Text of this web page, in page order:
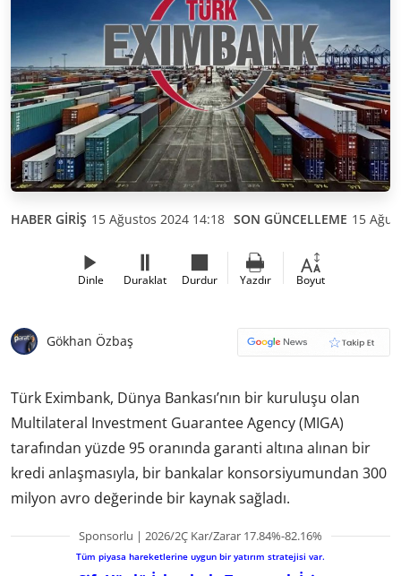
HABER GİRİŞ 15 Ağustos 2024 14:18 SON GÜNCELLEME 15
Dinle Duraklat Durdur Yazdır Boyut
Gökhan Özbaş
Türk Eximbank, Dünya Bankası’nın bir kuruluşu olan
Multilateral Investment Guarantee Agency (MIGA)
tarafından yüzde 95 oranında garanti altına alınan bir
kredi anlaşmasıyla, bir bankalar konsorsiyumundan 300
milyon avro değerinde bir kaynak sağladı.
Sponsorlu | 2026/2Ç Kar/Zarar 17.84%-82.16%
Tüm piyasa hareketlerine uygun bir yatırım stratejisi var.